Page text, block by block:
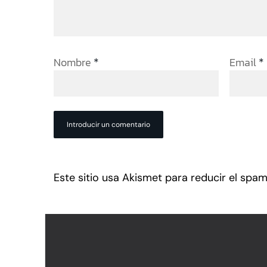
Nombre * Email *
Este sitio usa Akismet para reducir el